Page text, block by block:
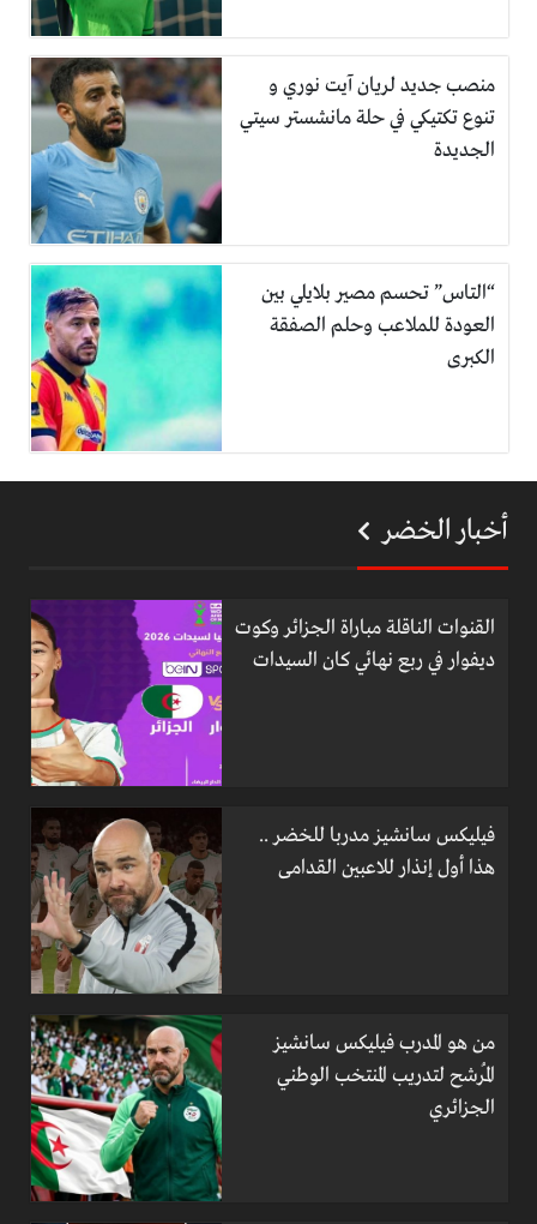
منصب جديد لريان آيت نوري و
تنوع تكتيكي في حلة مانشستر سيتي
الجديدة
“التاس” تحسم مصير بلايلي بين
العودة للملاعب وحلم الصفقة
الكبرى
أخبار الخضر
القنوات الناقلة مباراة الجزائر وكوت
ديفوار في ربع نهائي كان السيدات
فيليكس سانشيز مدربا للخضر ..
هذا أول إنذار للاعبين القدامى
من هو المدرب فيليكس سانشيز
المُرشح لتدريب المنتخب الوطني
الجزائري